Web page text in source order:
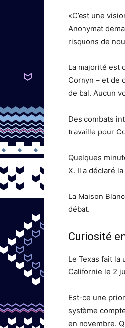
«C’est une
Anonymat
risquons de
La majorité est
Cornyn – et de
de bal. Aucun
Des combats
travaille pour
Quelques
X. Il a déclaré
La Maison
débat.
Curiosité
Le Texas fait la
Californie le 2
Est-ce une
système
en novembre.